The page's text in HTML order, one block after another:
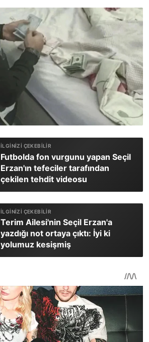
Futbolda fon vurgunu yapan Seçil
Erzan'ın tefeciler tarafından
çekilen tehdit videosu
Terim Ailesi'nin Seçil Erzan'a
yazdığı not ortaya çıktı: İyi ki
yolumuz kesişmiş